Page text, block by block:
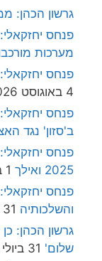
גרשון הכהן:
פנחס
מערכות
פנחס
4 באוגוסט 2026
פנחס
ב'סזון' נגד
פנחס
2025 ואילך
1 באוגוסט 2026
פנחס
והשלכותיה 31 ביולי 2026
גרשון הכהן:
שלום' 31 ביולי 2026